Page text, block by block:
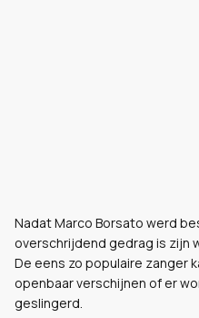
Nadat Marco Borsato werd
overschrijdend gedrag is zijn
De eens zo populaire zanger
openbaar verschijnen of er
geslingerd.